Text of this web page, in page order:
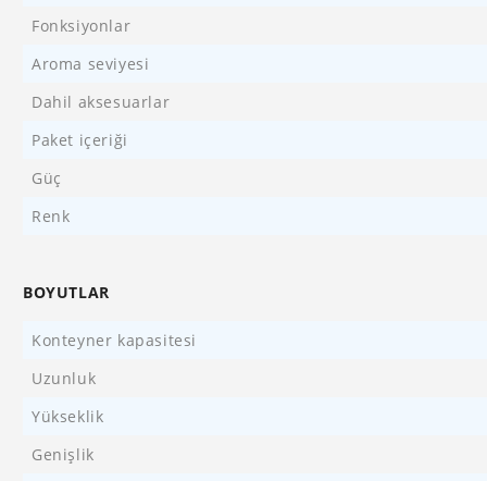
Fonksiyonlar
Aroma seviyesi
Dahil aksesuarlar
Paket içeriği
Güç
Renk
BOYUTLAR
Konteyner kapasitesi
Uzunluk
Yükseklik
Genişlik